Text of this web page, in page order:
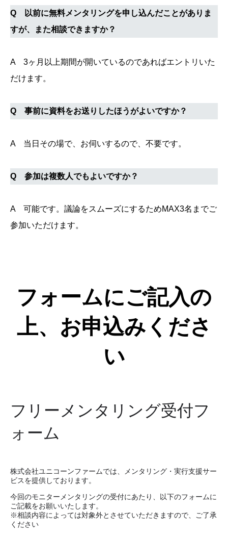
Q 以前に無料メンタリングを申し込んだことがありま
すが、また相談できますか？
A 3ヶ月以上期間が開いているのであればエントリいた
だけます。
Q 事前に資料をお送りしたほうがよいですか？
A 当日その場で、お伺いするので、不要です。
Q 参加は複数人でもよいですか？
A 可能です。議論をスムーズにするためMAX3名までご
参加いただけます。
フォームにご記入の
上、お申込みくださ
い